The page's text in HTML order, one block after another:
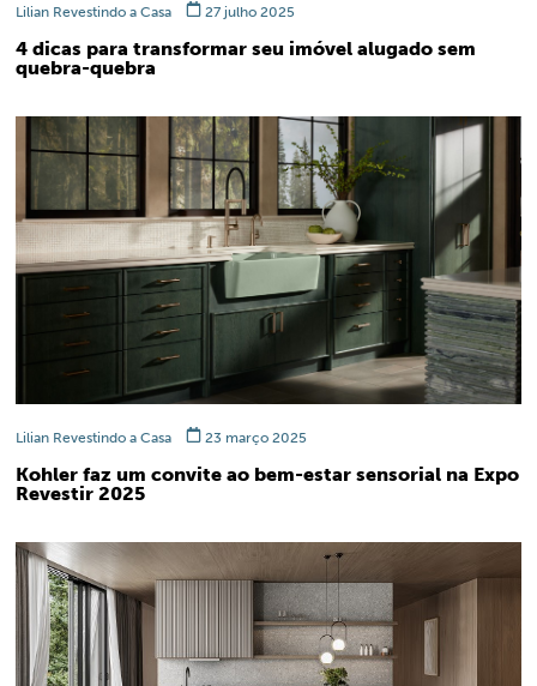
Lilian Revestindo a Casa 27 julho 2025
4 dicas para transformar seu imóvel alugado sem
quebra-quebra
Lilian Revestindo a Casa 23 março 2025
Kohler faz um convite ao bem-estar sensorial na Expo
Revestir 2025